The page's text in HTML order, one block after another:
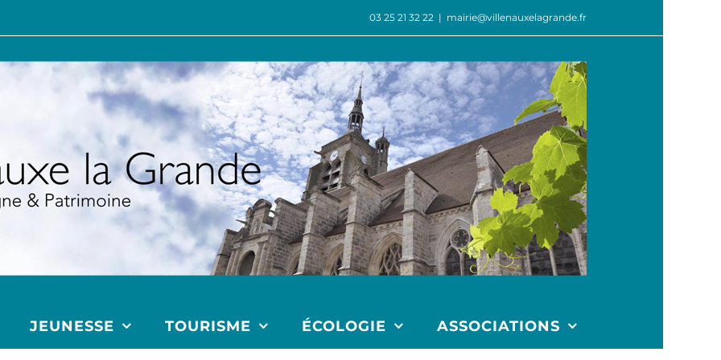
03 25 21 32 22 | mairie@villenauxelagrande.fr
JEUNESSE TOURISME ÉCOLOGIE ASSOCIATIONS